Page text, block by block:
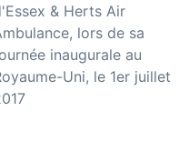
& Herts Air
lors de sa
inaugurale au
Uni, le 1er juillet